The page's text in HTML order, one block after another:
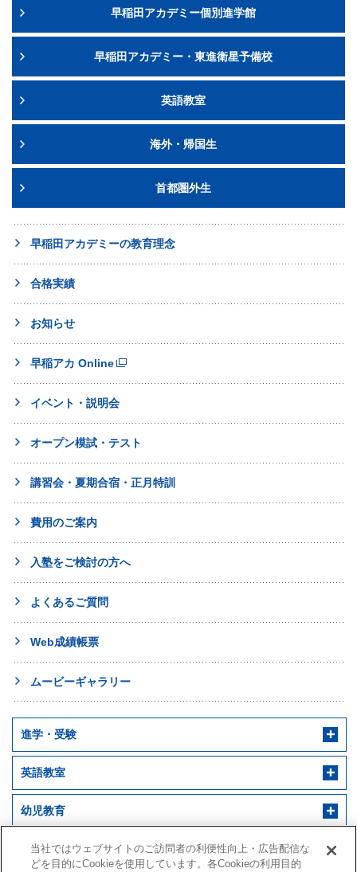
早稲田アカデミー個別進学館
早稲田アカデミー・東進衛星予備校
英語教室
海外・帰国生
首都圏外生
早稲田アカデミーの教育理念
合格実績
お知らせ
早稲アカ Online
イベント・説明会
オープン模試・テスト
講習会・夏期合宿・正月特訓
費用のご案内
入塾をご検討の方へ
よくあるご質問
Web成績帳票
ムービーギャラリー
進学・受験
英語教室
幼児教育
幼児教室サンキッズ
医学部予備校
当社ではウェブサイトのご訪問者の利便性向上・広告配信な
どを目的にCookieを使用しています。各Cookieの利用目的